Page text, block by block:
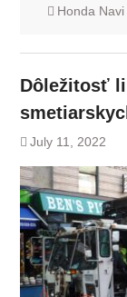
Honda Navi
Dôležitosť
July 11, 2022